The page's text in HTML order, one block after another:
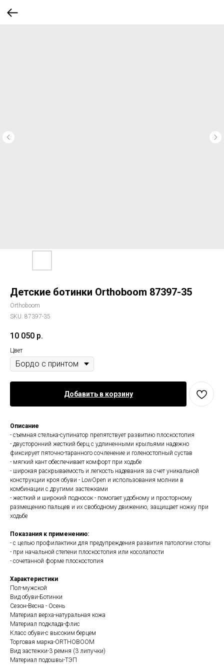
Детские ботинки Orthoboom 87397-35
Orthoboom
SKU: 87397-35
10 050 р.
Цвет
Добавить в корзину
Описание
- съемная стелька-супинатор препятствует развитию плоскостопия
- двусторонний жесткий берц с удлиненными крыльями надежно
фиксирует пяточно-таранного сочленение и голеностопный сустав
- мягкий кант обеспечивает комфорт при ходьбе
- широкая раскрываемость и легкость надевания за счет уникальной
конструкции кроя обуви - LowOpen и использования молнии в
комбинации с другими застежками
- жесткий и широкий подносок - помогает удобному и просторному
размещению пальцев и их свободному движению, защищает ножку при
ходьбе
Показания к применению:
- с целью профилактики для предупреждения развития патологии стопы
- при начальной степени плоскостопия или косолапости
- сочетанной форме плоскостопия
Характеристики
Пол-мужской
Вид обуви-Ботинки
Сезон-Весна - Осень
Материал верха-натуральная кожа
Материал подклада-флис
Класс обуви-с высоким берцем
Торговая марка-ORTHOBOOM
Вид застежки-3 ремня (3 липучки)
Материал подошвы-ТЭП